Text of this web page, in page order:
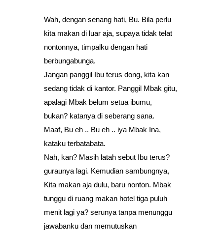
Wah, dengan senang hati, Bu. Bila perlu
kita makan di luar aja, supaya tidak telat
nontonnya, timpalku dengan hati
berbungabunga.
Jangan panggil Ibu terus dong, kita kan
sedang tidak di kantor. Panggil Mbak gitu,
apalagi Mbak belum setua ibumu,
bukan? katanya di seberang sana.
Maaf, Bu eh .. Bu eh .. iya Mbak Ina,
kataku terbatabata.
Nah, kan? Masih latah sebut Ibu terus?
guraunya lagi. Kemudian sambungnya,
Kita makan aja dulu, baru nonton. Mbak
tunggu di ruang makan hotel tiga puluh
menit lagi ya? serunya tanpa menunggu
jawabanku dan memutuskan